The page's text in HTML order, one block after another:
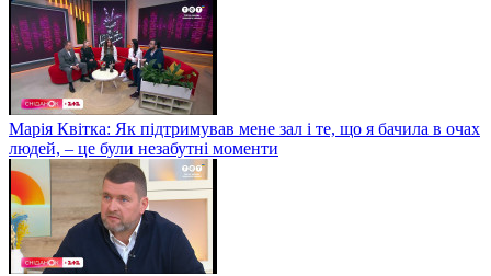
Марія Квітка: Як підтримував мене зал і те, що я бачила в очах
людей, – це були незабутні моменти